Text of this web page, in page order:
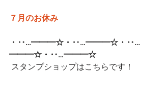
７月のお休み
・‥…━━━☆・‥…━━━☆・‥…
━━━☆・‥…━━━☆
スタンプショップはこちらです！